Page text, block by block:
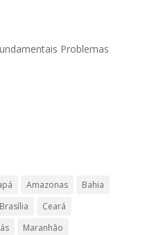
Problemas
Amazonas
Bahia
Brasília
Ceará
Maranhão